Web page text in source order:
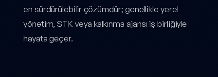
en sürdürülebilir çözümdür; genellikle yerel
yönetim, STK veya kalkınma ajansı iş birliğiyle
hayata geçer.